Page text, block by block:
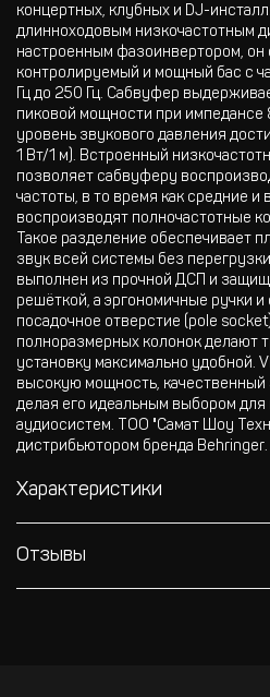
концертных, клубных и DJ-
длинноходовым низкочастотным
настроенным фазоинвертором, он
контролируемый и мощный бас с
Гц до 250 Гц. Сабвуфер
пиковой мощности при импедансе
уровень звукового давления
1 Вт/1 м). Встроенный
позволяет сабвуферу
частоты, в то время как средние и
воспроизводят полночастотные
Такое разделение обеспечивает
звук всей системы без
выполнен из прочной ДСП и
решёткой, а эргономичные ручки и
посадочное отверстие (pole
полноразмерных колонок делают
установку максимально удобной.
высокую мощность, качественный
делая его идеальным выбором
аудиосистем. ТОО "Самат Шоу
дистрибьютором бренда Behringer.
Характеристики
Отзывы